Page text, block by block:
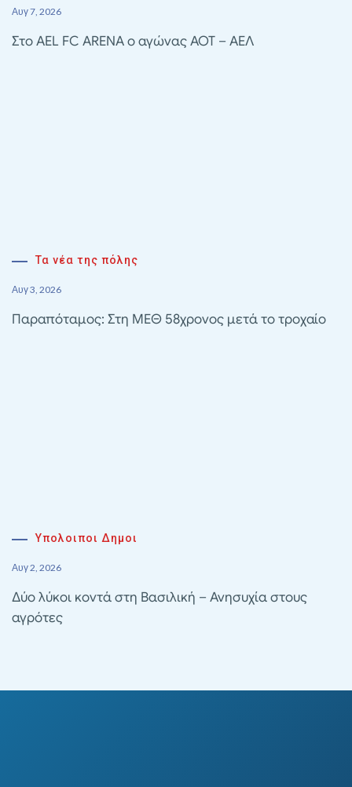
Αυγ 7, 2026
Στο AEL FC ARENA ο αγώνας ΑΟΤ – ΑΕΛ
Τα νέα της πόλης
Αυγ 3, 2026
Παραπόταμος: Στη ΜΕΘ 58χρονος μετά το τροχαίο
Υπολοιποι Δημοι
Αυγ 2, 2026
Δύο λύκοι κοντά στη Βασιλική – Ανησυχία στους
αγρότες